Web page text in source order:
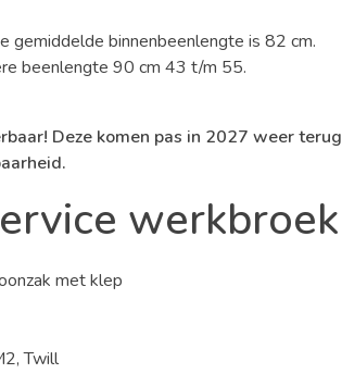
gemiddelde binnenbeenlengte is 82 cm.
beenlengte 90 cm 43 t/m 55.
Deze komen pas in 2027 weer terug
werkbroek
met klep
Twill